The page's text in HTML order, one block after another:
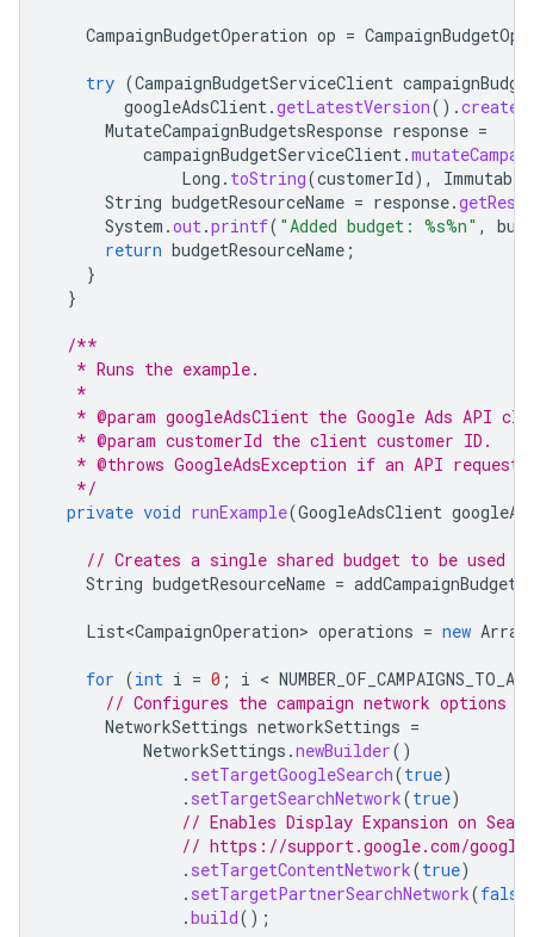
CampaignBudgetOperation op =
try (CampaignBudgetServiceClient
googleAdsClient.getLatestVersion().
MutateCampaignBudgetsResponse response =
campaignBudgetServiceClient.
Long . toString(customerId),
String budgetResourceName = response.
System .out.printf( "Added budget: %s%n" ,
return budgetResourceName ;
}
}
/**
   * Runs the example.
   *
* @param googleAdsClient the Google Ads API
   * @param customerId the client customer ID.
* @throws GoogleAdsException if an API request
   */
private void runExample(GoogleAdsClient
// Creates a single shared budget to be used by
String budgetResourceName = addCampaignBudget
List<CampaignOperation> operations = new
for (int i = 0 ; i < NUMBER_OF_CAMPAIGNS_TO_ADD
// Configures the campaign network options
NetworkSettings networkSettings =
NetworkSettings .newBuilder()
. setTargetGoogleSearch(true)
. setTargetSearchNetwork(true)
// Enables Display Expansion on
// https://support.google.com/
. setTargetContentNetwork(true)
. setTargetPartnerSearchNetwork(false
.build();